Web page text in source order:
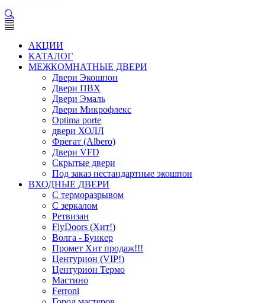
АКЦИИ
КАТАЛОГ
МЕЖКОМНАТНЫЕ ДВЕРИ
Двери Экошпон
Двери ПВХ
Двери Эмаль
Двери Микрофлекс
Optima porte
двери ХОЛЛ
Фрегат (Albero)
Двери VFD
Скрытые двери
Под заказ нестандартные экошпон
ВХОДНЫЕ ДВЕРИ
С терморазрывом
С зеркалом
Ретвизан
FlyDoors (Хит!)
Волга - Бункер
Промет Хит продаж!!!
Центурион (VIP!)
Центурион Термо
Мастино
Ferroni